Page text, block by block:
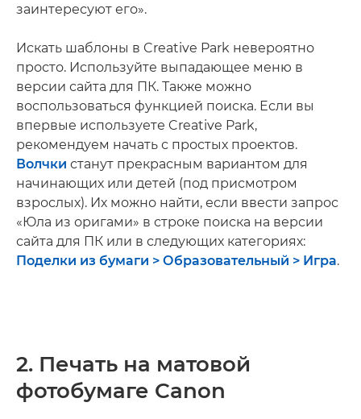
заинтересуют его».
Искать шаблоны в Creative Park невероятно
просто. Используйте выпадающее меню в
версии сайта для ПК. Также можно
воспользоваться функцией поиска. Если вы
впервые используете Creative Park,
рекомендуем начать с простых проектов.
Волчки станут прекрасным вариантом для
начинающих или детей (под присмотром
взрослых). Их можно найти, если ввести запрос
«Юла из оригами» в строке поиска на версии
сайта для ПК или в следующих категориях:
Поделки из бумаги > Образовательный > Игра.
2. Печать на матовой
фотобумаге Canon